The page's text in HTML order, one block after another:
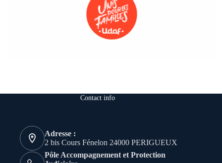
Contact info
Adresse :
2 bis Cours Fénelon 24000 PERIGUEUX
Pôle Accompagnement et Protection